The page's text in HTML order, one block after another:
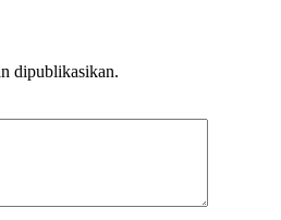
dipublikasikan.